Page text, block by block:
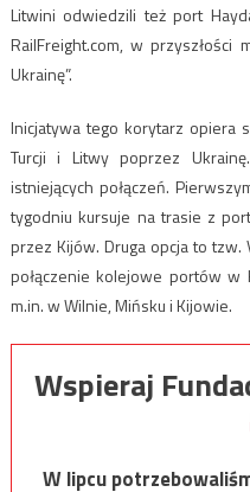
Litwini odwiedzili też port
RailFreight.com, w przyszłości
Ukrainę”.
Inicjatywa tego korytarz opiera
Turcji i Litwy poprzez
istniejących połączeń.
tygodniu kursuje na trasie z
przez Kijów. Druga opcja to
połączenie kolejowe portów w
m.in. w Wilnie, Mińsku i Kijowie.
Wspieraj
W lipcu